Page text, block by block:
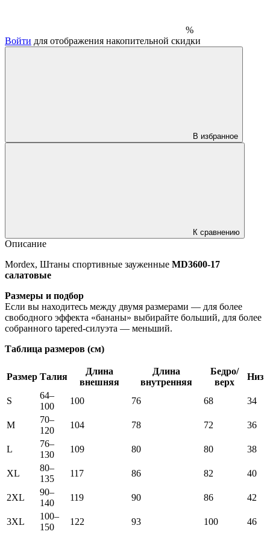
%
Войти для отображения накопительной скидки
В избранное
К сравнению
Описание
Mordex, Штаны спортивные зауженные MD3600-17
салатовые
Размеры и подбор
Если вы находитесь между двумя размерами — для более
свободного эффекта «бананы» выбирайте больший, для более
собранного tapered-силуэта — меньший.
Таблица размеров (см)
Размер Талия
Длина
внешняя
Длина
внутренняя
Бедро/
верх
Низ
S
64–
100
100 76 68 34
M
70–
120
104 78 72 36
L
76–
130
109 80 80 38
XL
80–
135
117 86 82 40
2XL
90–
140
119 90 86 42
3XL
100–
150
122 93 100 46